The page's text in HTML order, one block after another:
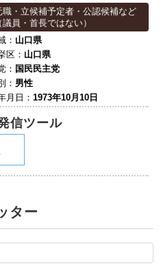
職・立候補予定者・公認候補など
議員・首長ではない）
： 山口県
区： 山口県
： 国民民主党
： 男性
月日： 1973年10月10日
信ツール
ター